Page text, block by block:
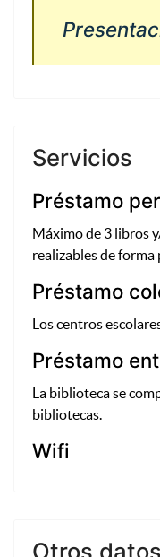
Servicios
Préstamo
Máximo de 3 libros
realizables de
Préstamo
Los centros
Préstamo
La biblioteca se
bibliotecas.
Wifi
Otros